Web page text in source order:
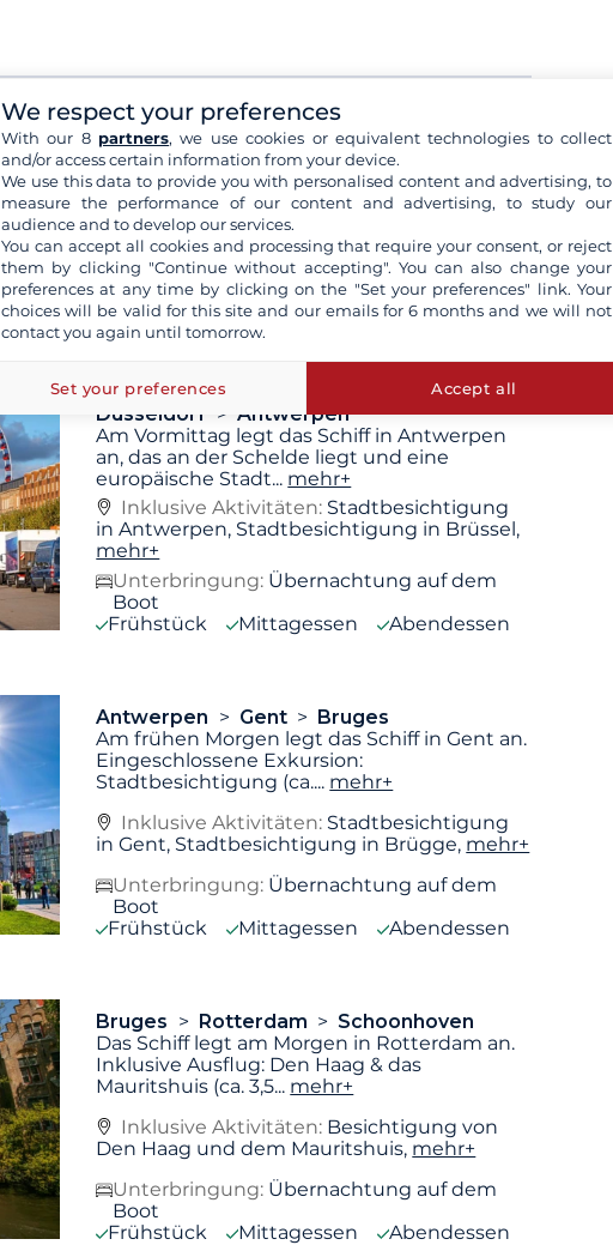
Düsseldorf
Morgens Empfang durch Ihren Conferencier
in Paris Gare du Nord und Abfahrt mit dem
Eurostar-Zug....mehr+
Unterbringung: Übernachtung auf dem
Boot
Frühstück
Mittagessen Abendessen
Düsseldorf
Antwerpen
Am Vormittag legt das Schiff in Antwerpen
an, das an der Schelde liegt und eine
europäische Stadt... mehr+
Inklusive Aktivitäten: Stadtbesichtigung
in Antwerpen, Stadtbesichtigung in Brüssel,
mehr+
Unterbringung: Übernachtung auf dem
Boot
Frühstück
Mittagessen Abendessen
Antwerpen Gent
Bruges
Am frühen Morgen legt das Schiff in Gent an.
Eingeschlossene Exkursion:
Stadtbesichtigung (ca.... mehr+
Inklusive Aktivitäten: Stadtbesichtigung
in Gent, Stadtbesichtigung in Brügge, mehr+
Unterbringung: Übernachtung auf dem
Boot
Frühstück
Mittagessen Abendessen
Bruges Rotterdam
Schoonhoven
Das Schiff legt am Morgen in Rotterdam an.
Inklusive Ausflug: Den Haag & das
Mauritshuis (ca. 3,5... mehr+
Inklusive Aktivitäten: Besichtigung von
Den Haag und dem Mauritshuis, mehr+
Unterbringung: Übernachtung auf dem
Boot
Frühstück
Mittagessen Abendessen
We respect your preferences
With our 8 partners, we use cookies or equivalent technologies to collect
and/or access certain information from your device.
We use this data to provide you with personalised content and advertising, to
measure the performance of our content and advertising, to study our
audience and to develop our services.
You can accept all cookies and processing that require your consent, or reject
them by clicking "Continue without accepting". You can also change your
preferences at any time by clicking on the "Set your preferences" link. Your
choices will be valid for this site and our emails for 6 months and we will not
contact you again until tomorrow.
Set your preferences Accept all